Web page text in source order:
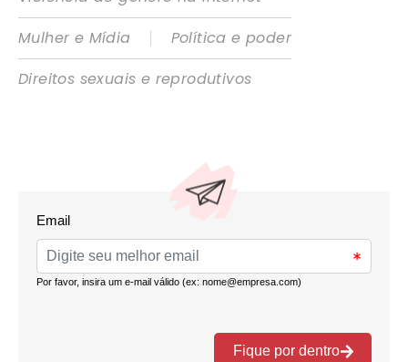
Mulher e Mídia
|
Política e poder
Direitos sexuais e reprodutivos